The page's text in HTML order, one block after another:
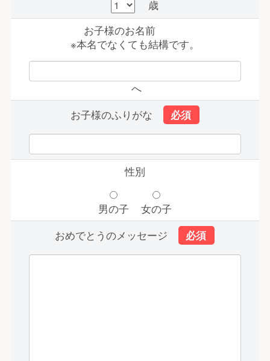
歳
お子様のお名前
※本名でなくても結構です。
へ
お子様のふりがな
性別
男の子
女の子
おめでとうのメッセージ